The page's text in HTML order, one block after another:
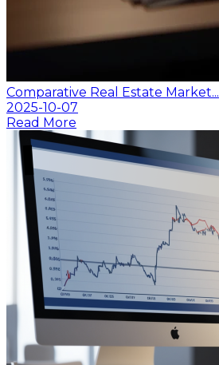
Comparative Real Estate Market...
2025-10-07
Read More